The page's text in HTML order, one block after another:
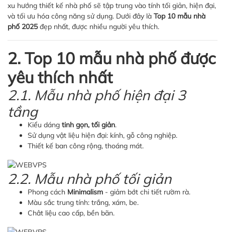
xu hướng thiết kế nhà phố sẽ tập trung vào tính tối giản, hiện đại,
và tối ưu hóa công năng sử dụng. Dưới đây là Top 10 mẫu nhà
phố 2025đẹp nhất, được nhiều người yêu thích.
2. Top 10 mẫu nhà phố được
yêu thích nhất
2.1. Mẫu nhà phố hiện đại 3
tầng
Kiểu dáng tinh gọn, tối giản.
Sử dụng vật liệu hiện đại: kính, gỗ công nghiệp.
Thiết kế ban công rộng, thoáng mát.
2.2. Mẫu nhà phố tối giản
Phong cách Minimalism - giảm bớt chi tiết rườm rà.
Màu sắc trung tính: trắng, xám, be.
Chât liệu cao cấp, bền bãn.